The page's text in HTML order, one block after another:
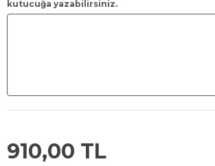
kutucuğa yazabilirsiniz.
910,00 TL